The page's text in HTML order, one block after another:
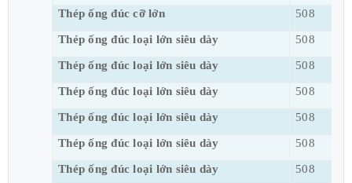
Thép ống đúc cỡ lớn 508
Thép ống đúc loại lớn siêu dày 508
Thép ống đúc loại lớn siêu dày 508
Thép ống đúc loại lớn siêu dày 508
Thép ống đúc loại lớn siêu dày 508
Thép ống đúc loại lớn siêu dày 508
Thép ống đúc loại lớn siêu dày 508